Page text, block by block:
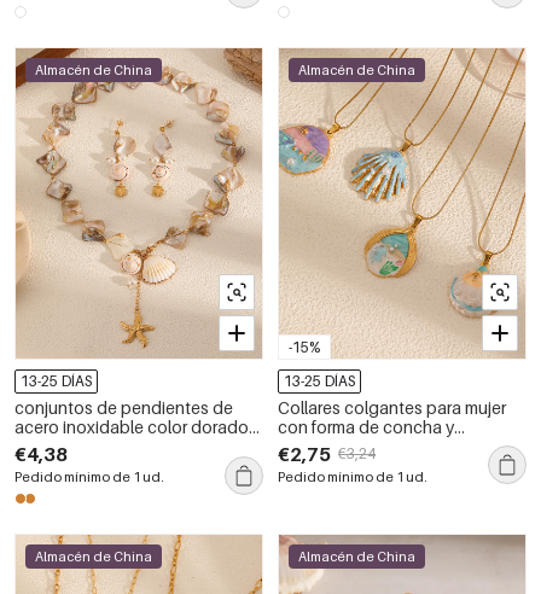
Almacén de China
13-25 DÍAS
conjuntos de pendientes de
acero inoxidable color dorado
estilo oceánico
€4,38
Pedido mínimo de 1 ud.
-15%
Almacén de China
13-25 DÍAS
Collares colgantes para mujer
con forma de concha y
esmaltado al óleo de la serie
Ocean
€2,75 €3,24
Pedido mínimo de 1 ud.
Almacén de China Almacén de China